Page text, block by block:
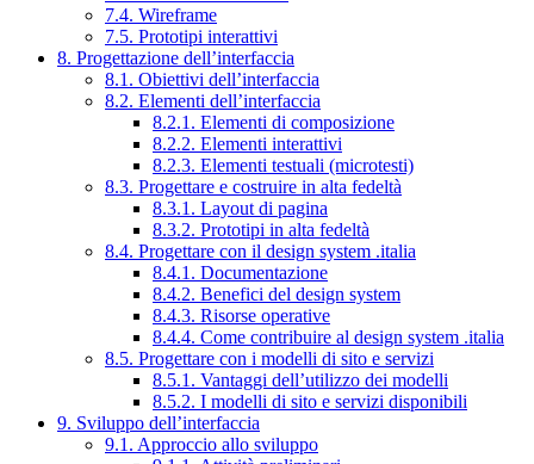
7.4. Wireframe
7.5. Prototipi interattivi
8. Progettazione dell’interfaccia
8.1. Obiettivi dell’interfaccia
8.2. Elementi dell’interfaccia
8.2.1. Elementi di composizione
8.2.2. Elementi interattivi
8.2.3. Elementi testuali (microtesti)
8.3. Progettare e costruire in alta fedeltà
8.3.1. Layout di pagina
8.3.2. Prototipi in alta fedeltà
8.4. Progettare con il design system .italia
8.4.1. Documentazione
8.4.2. Benefici del design system
8.4.3. Risorse operative
8.4.4. Come contribuire al design system .italia
8.5. Progettare con i modelli di sito e servizi
8.5.1. Vantaggi dell’utilizzo dei modelli
8.5.2. I modelli di sito e servizi disponibili
9. Sviluppo dell’interfaccia
9.1. Approccio allo sviluppo